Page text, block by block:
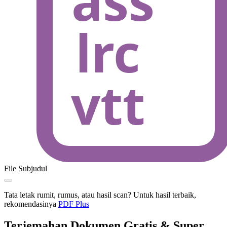
File Subjudul
Tata letak rumit, rumus, atau hasil scan? Untuk hasil terbaik,
rekomendasinya PDF Plus